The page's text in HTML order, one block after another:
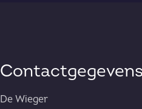
Contactgegevens
De Wieger